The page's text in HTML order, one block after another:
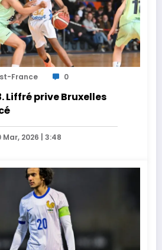
France 0
Liffré prive Bruxelles
Mar, 2026 | 3:48